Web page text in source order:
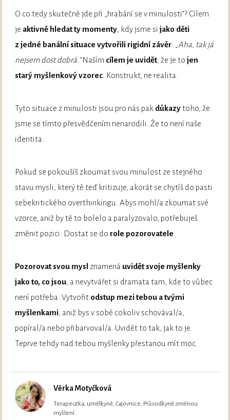
O co tedy skutečně jde při „hrabání se v minulosti“? Cílem
je aktivně hledat ty momenty , kdy jsme sijako děti
z jedné banální situace vytvořili rigidní závěr:
„Aha, tak já
nejsem dost dobrá.“Naším cílem je uvidět, že je tojen
starý myšlenkový vzorec . Konstrukt, ne realita.
Tyto situace z minulosti jsou pro nás pak důkazy toho, že
jsme se tímto přesvědčením nenarodili. Že to není naše
identita.
Pokud se pokoušíš zkoumat svou minulost ze stejného
stavu mysli, který tě teď kritizuje, akorát se chytíš do pasti
sebekritického overthinkingu. Abys mohl/a zkoumat své
vzorce, aniž by tě to bolelo a paralyzovalo, potřebuješ
změnit pozici. Dostat se do role pozorovatele
Pozorovat svou mysl znamená uvidět svoje myšlenky
jako to, co jsou , a nevytvářet si dramata tam, kde to vůbec
není potřeba. Vytvořit odstup mezi tebou a tvými
myšlenkami , aniž bys v sobě cokoliv schovával/a,
popíral/a nebo přibarvoval/a. Uvidět to tak, jak to je.
Teprve tehdy nad tebou myšlenky přestanou mít moc.
Věrka Motyčková
Terapeutka, umělkyně, čajovnice. Průvodkyně změnou
myšlení.